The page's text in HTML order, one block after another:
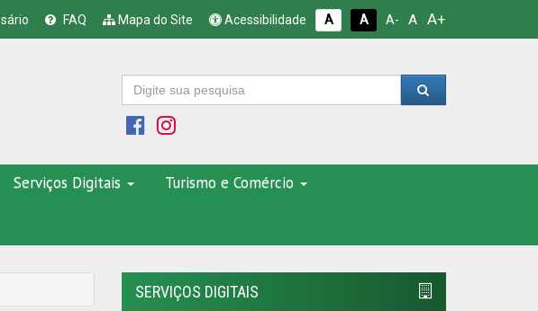
FAQ Mapa do Site Acessibilidade A A A- A A+
Serviços Digitais Turismo e Comércio
SERVIÇOS DIGITAIS